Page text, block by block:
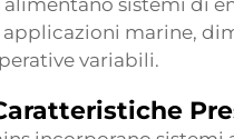
marine,
variabili.